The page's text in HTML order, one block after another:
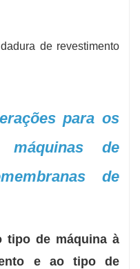
para os
máquinas de
de
tipo de máquina à
e ao tipo de